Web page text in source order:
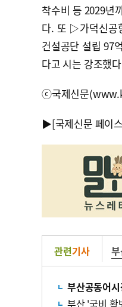
착수비 등 2029년
다. 또 ▷가덕신공
건설공단 설립 97
다고 시는 강조했
ⓒ국제신문
▶[국제신문 페이
관련기사
부산공동어
부산 '국비